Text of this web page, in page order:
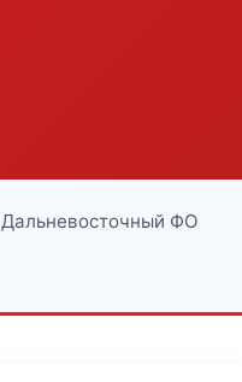
Дальневосточный ФО